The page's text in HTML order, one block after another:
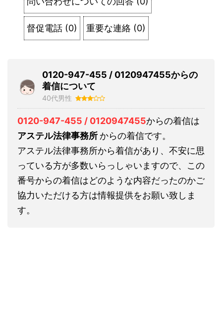
督促電話 (0) 重要な連絡 (0)
0120-947-455 / 0120947455からの
着信について
40代男性
0120-947-455 / 0120947455からの着信は
アステル法律事務所からの着信です。
アステル法律事務所から着信があり、不安に思
っている方が多数いらっしゃいますので、この
番号からの着信はどのような内容だったのかご
協力いただける方は情報提供をお願い致しま
す。